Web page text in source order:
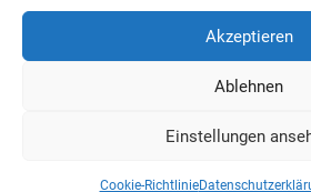
Akzeptieren
Ablehnen
Einstellungen
Cookie-Richtlinie
beschämt? Sind das die einzigen
Und wie viel ist davon ernst
Weiterlesen